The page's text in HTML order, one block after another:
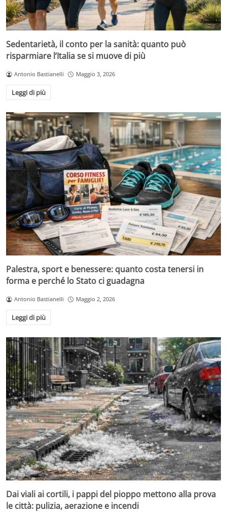
Sedentarietà, il conto per la sanità: quanto può
risparmiare l’Italia se si muove di più
Antonio Bastianelli Maggio 3, 2026
Leggi di più
Palestra, sport e benessere: quanto costa tenersi in
forma e perché lo Stato ci guadagna
Antonio Bastianelli Maggio 2, 2026
Leggi di più
Dai viali ai cortili, i pappi del pioppo mettono alla prova
le città: pulizia, aerazione e incendi